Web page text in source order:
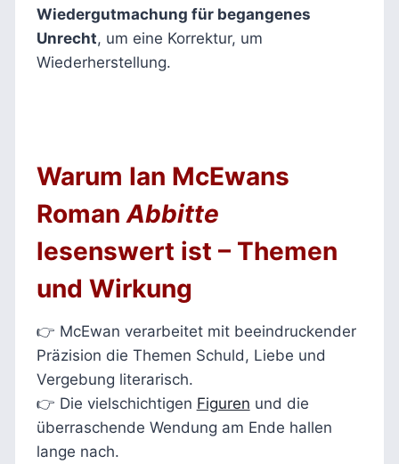
Wiedergutmachung für begangenes
Unrecht, um eine Korrektur, um
Wiederherstellung.
Warum Ian McEwans
Roman Abbitte
lesenswert ist – Themen
und Wirkung
👉 McEwan verarbeitet mit beeindruckender
Präzision die Themen Schuld, Liebe und
Vergebung literarisch.
👉 Die vielschichtigen Figuren und die
überraschende Wendung am Ende hallen
lange nach.